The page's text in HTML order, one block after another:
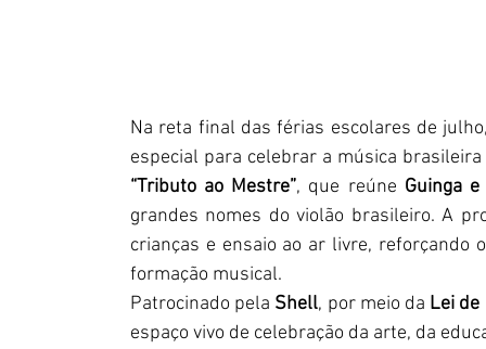
Na reta final das férias escolares de
“Tributo ao Mestre”, que reúne Guinga
grandes nomes do violão brasileiro. A
crianças e ensaio ao ar livre, reforçando
formação musical.
Patrocinado pela Shell, por meio da Lei de
espaço vivo de celebração da arte, da